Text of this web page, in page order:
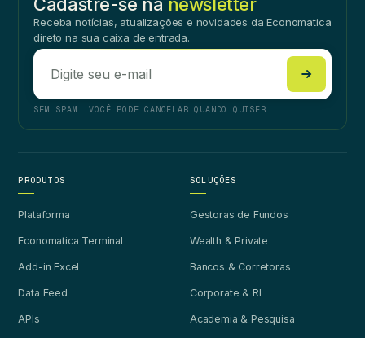
Cadastre-se na newsletter
Receba notícias, atualizações e novidades da Economatica
direto na sua caixa de entrada.
SEM SPAM. VOCÊ PODE CANCELAR QUANDO QUISER.
PRODUTOS
Plataforma
Economatica Terminal
Add-in Excel
Data Feed
APIs
SOLUÇÕES
Gestoras de Fundos
Wealth & Private
Bancos & Corretoras
Corporate & RI
Academia & Pesquisa